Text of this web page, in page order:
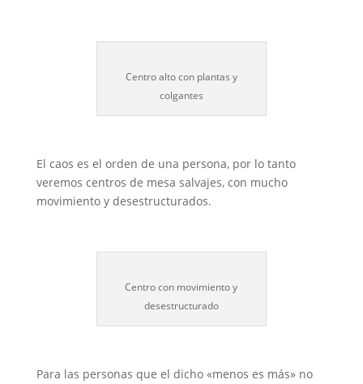
Centro alto con plantas y
colgantes
El caos es el orden de una persona, por lo tanto
veremos centros de mesa salvajes, con mucho
movimiento y desestructurados.
Centro con movimiento y
desestructurado
Para las personas que el dicho «menos es más» no